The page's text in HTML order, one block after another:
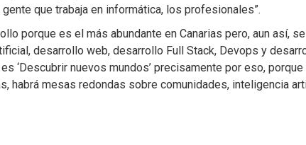
que trabaja en informática, los profesionales”.
porque es el más abundante en Canarias pero, aun así,
desarrollo web, desarrollo Full Stack, Devops y
‘Descubrir nuevos mundos’ precisamente por eso,
habrá mesas redondas sobre comunidades, inteligencia